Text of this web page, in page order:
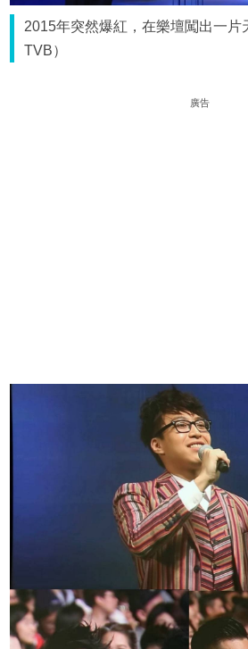
2015年突然爆紅，在樂壇闖出一片
TVB）
廣告